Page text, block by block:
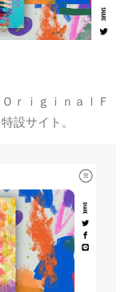
ｒｉｇｉｎａｌＦ
設サイト。